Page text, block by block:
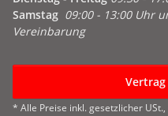
Samstag 09:00 - 13:00 Uhr
Vereinbarung
* Alle Preise inkl. gesetzlicher USt.,